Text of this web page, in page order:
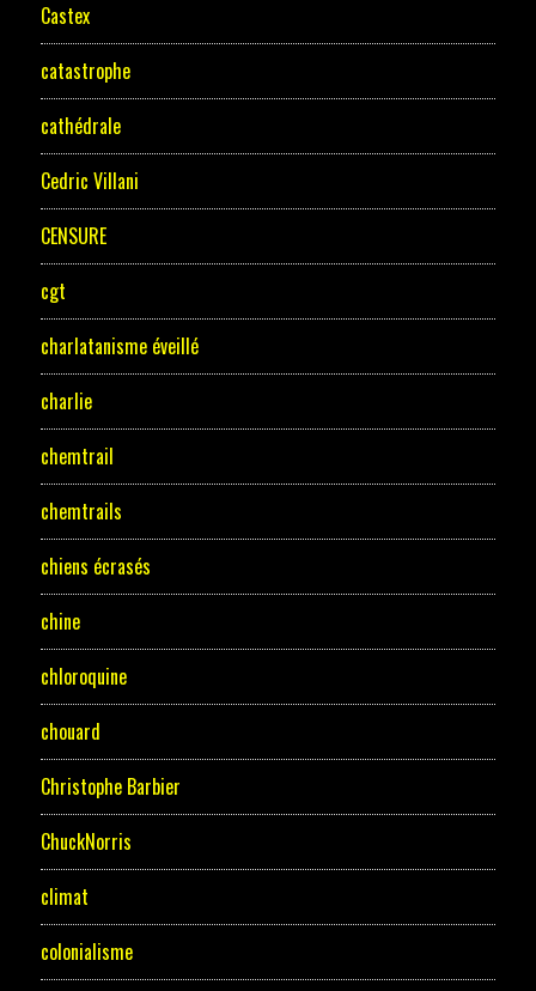
Castex
catastrophe
cathédrale
Cedric Villani
CENSURE
cgt
charlatanisme éveillé
charlie
chemtrail
chemtrails
chiens écrasés
chine
chloroquine
chouard
Christophe Barbier
ChuckNorris
climat
colonialisme